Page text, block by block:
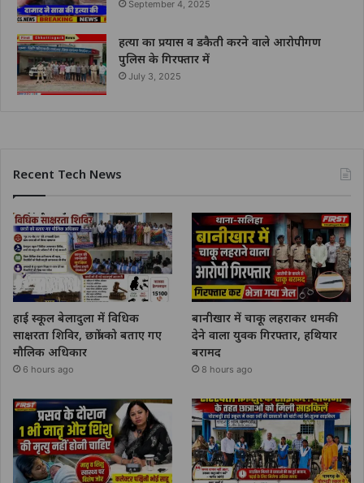
September 4, 2025
हत्या का प्रयास व डकैती करने वाले आरोपीगण
पुलिस के गिरफ्तार में
July 3, 2025
Recent Tech News
हाई स्कूल बेलादुला में विधिक
साक्षरता शिविर, छात्रों को बताए गए
मौलिक अधिकार
6 hours ago
बानीखार में चाकू लहराकर धमकी
देने वाला युवक गिरफ्तार, हथियार
बरामद
8 hours ago